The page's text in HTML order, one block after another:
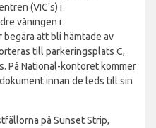
(VIC's) i
våningen i
att bli hämtade av
till parkeringsplats C,
På National-kontoret kommer
innan de leds till sin
på Sunset Strip,